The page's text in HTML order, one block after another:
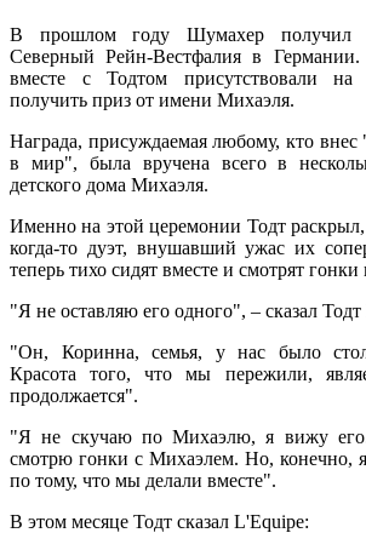
В прошлом году Шумахер получил
Северный Рейн-Вестфалия в
вместе с Тодтом присутствовали на
получить приз от имени Михаэля.
Награда, присуждаемая любому, кто
в мир", была вручена всего в
детского дома Михаэля.
Именно на этой церемонии Тодт
когда-то дуэт, внушавший ужас их
теперь тихо сидят вместе и смотрят гонки
"Я не оставляю его одного", – сказал
"Он, Коринна, семья, у нас было
Красота того, что мы пережили,
продолжается".
"Я не скучаю по Михаэлю, я вижу
смотрю гонки с Михаэлем. Но, конечно,
по тому, что мы делали вместе".
В этом месяце Тодт сказал L'Equipe: